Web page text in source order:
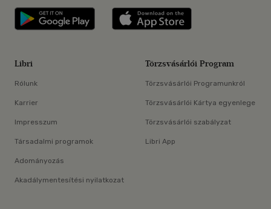
Libri applikáció Szerezd meg: Google
Libri
Rólunk
Karrier
Impresszum
Társadalmi programok
Adományozás
Akadálymentesítési nyilatkozat
Törzsvásárlói Program
Törzsvásárlói Programunkról
Törzsvásárlói Kártya egyenlege
Törzsvásárlói szabályzat
Libri App